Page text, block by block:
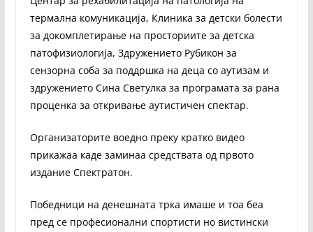
термална комуникација, Клиника за детски болести
за докомплетирање на просториите за детска
патофизиологија, Здружението Рубикон за
сензорна соба за поддршка на деца со аутизам и
здружението Сина Светулка за програмата за рана
проценка за откривање аутистичен спектар.
Организаторите воедно преку кратко видео
прикажаа каде заминаа средствата од првото
издание Спектратон.
Победници на денешната трка имаше и тоа беа
пред се професионални спортисти но вистински